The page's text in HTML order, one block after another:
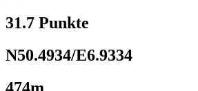
31.7 Punkte
N50.4934/E6.9334